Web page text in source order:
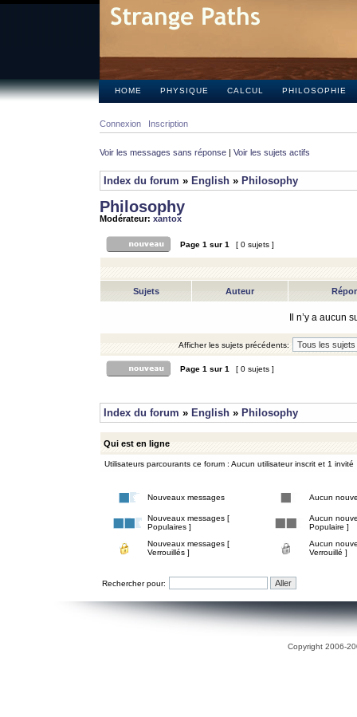
HOME PHYSIQUE CALCUL PHILOSOPHIE
Connexion Inscription
Voir les messages sans réponse | Voir les sujets actifs
Index du forum » English » Philosophy
Philosophy
Modérateur: xantox
Page 1 sur 1 [ 0 sujets ]
Sujets Auteur
Il n’y a aucun
Afficher les sujets précédents:
Page 1 sur 1 [ 0 sujets ]
Index du forum » English » Philosophy
Qui est en ligne
Utilisateurs parcourants ce forum : Aucun utilisateur inscrit et 1 invité
Nouveaux messages Aucun
Nouveaux messages [
Populaires ]
Aucun
Populaire ]
Nouveaux messages [
Verrouillés ]
Aucun
Verrouillé ]
Rechercher pour:
Copyright 2006-